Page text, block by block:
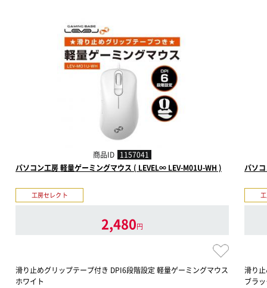
商品ID 1157041
パソコン工房 軽量ゲーミングマウス ( LEVEL∞ LEV-M01U-WH )
工房セレクト
2,480円
滑り止めグリップテープ付き DPI6段階設定 軽量ゲーミングマウス
ホワイト
パソ
滑り
ブラ